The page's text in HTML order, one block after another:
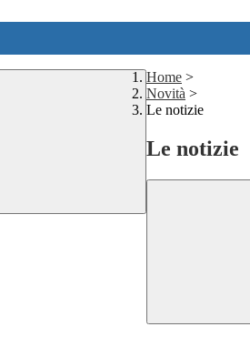
Home >
Novità >
Le notizie
Le notizie